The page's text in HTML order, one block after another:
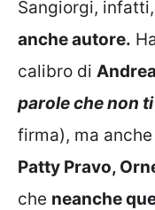
Sangiorgi,
anche autore.
calibro di
parole che non
firma), ma
Patty Pravo,
che neanche